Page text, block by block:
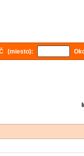
(miesto):